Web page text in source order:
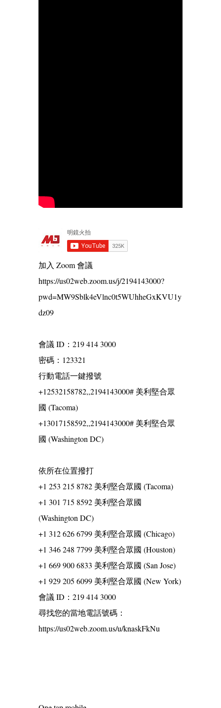
加入 Zoom 會議
https://us02web.zoom.us/j/2194143000?
pwd=MW9Sblk4eVlnc0t5WUhheGxKVU1y
dz09
會議 ID：219 414 3000
密碼：123321
行動電話一鍵撥號
+12532158782,,2194143000# 美利堅合眾
國 (Tacoma)
+13017158592,,2194143000# 美利堅合眾
國 (Washington DC)
依所在位置撥打
+1 253 215 8782 美利堅合眾國 (Tacoma)
+1 301 715 8592 美利堅合眾國
(Washington DC)
+1 312 626 6799 美利堅合眾國 (Chicago)
+1 346 248 7799 美利堅合眾國 (Houston)
+1 669 900 6833 美利堅合眾國 (San Jose)
+1 929 205 6099 美利堅合眾國 (New York)
會議 ID：219 414 3000
尋找您的當地電話號碼：
https://us02web.zoom.us/u/knaskFkNu